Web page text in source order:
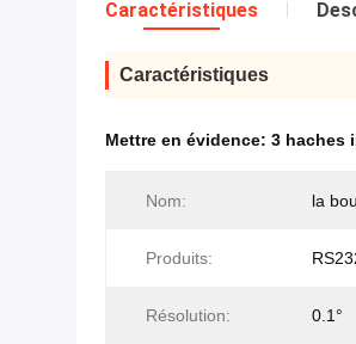
Caractéristiques
Caractéristiques
Mettre en évidence: 3 haches
Nom: la
Produits:
Résolution: 0.1°